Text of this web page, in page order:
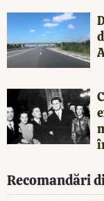
Recomandări